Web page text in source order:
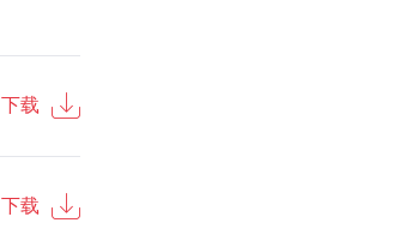
下载
下载